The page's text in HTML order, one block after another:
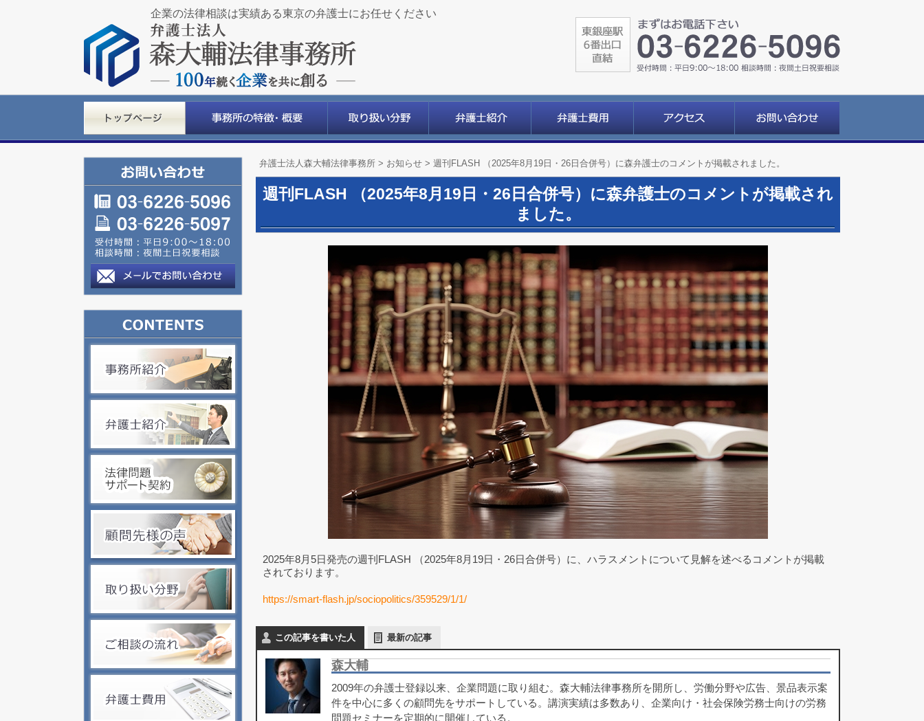
企業の法律相談は実績ある東京の弁護士にお任せください
弁護士法人森大輔法律事務所 > お知らせ > 週刊FLASH （2025年8月19日・26日合併号）に森弁護士のコメントが掲載されました。
週刊FLASH （2025年8月19日・26日合併号）に森弁護士のコメントが掲載され
ました。
2025年8月5日発売の週刊FLASH （2025年8月19日・26日合併号）に、ハラスメントについて見解を述べるコメントが掲載
されております。
https://smart-flash.jp/sociopolitics/359529/1/1/
この記事を書いた人 最新の記事
森大輔
2009年の弁護士登録以来、企業問題に取り組む。森大輔法律事務所を開所し、労働分野や広告、景品表示案
件を中心に多くの顧問先をサポートしている。講演実績は多数あり、企業向け・社会保険労務士向けの労務
問題セミナーを定期的に開催している。